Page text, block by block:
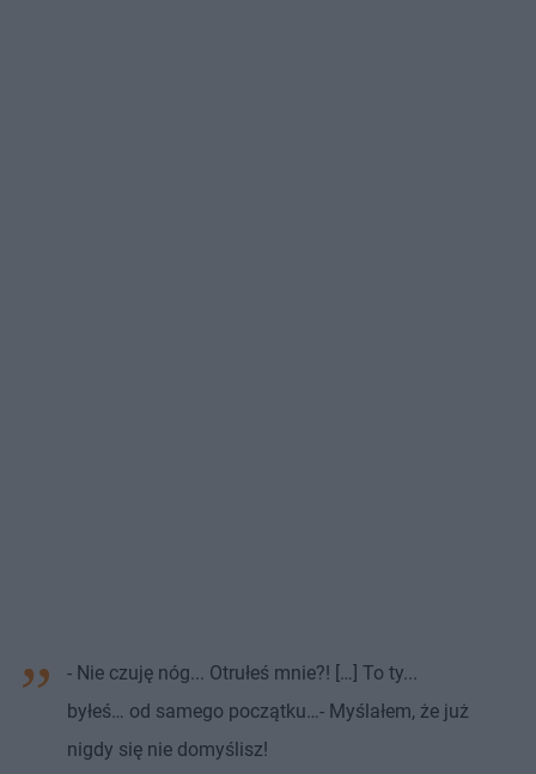
- Nie czuję nóg... Otrułeś mnie?! […] To ty...
byłeś… od samego początku…- Myślałem, że już
nigdy się nie domyślisz!